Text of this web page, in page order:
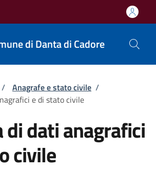
di Danta di Cadore
pane
/ Anagrafe e stato civile /
e di stato civile
dati anagrafici
civile